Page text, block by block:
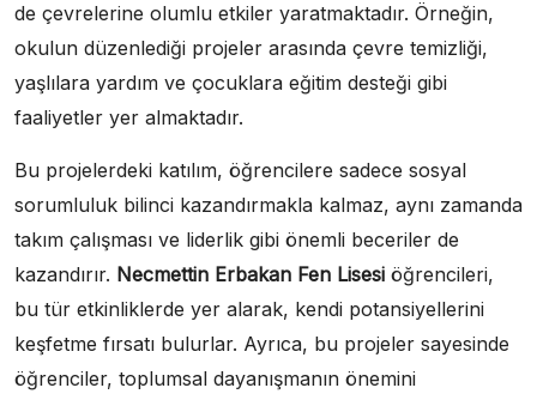
de çevrelerine olumlu etkiler yaratmaktadır. Örneğin,
okulun düzenlediği projeler arasında çevre temizliği,
yaşlılara yardım ve çocuklara eğitim desteği gibi
faaliyetler yer almaktadır.
Bu projelerdeki katılım, öğrencilere sadece sosyal
sorumluluk bilinci kazandırmakla kalmaz, aynı zamanda
takım çalışması ve liderlik gibi önemli beceriler de
kazandırır. Necmettin Erbakan Fen Lisesi öğrencileri,
bu tür etkinliklerde yer alarak, kendi potansiyellerini
keşfetme fırsatı bulurlar. Ayrıca, bu projeler sayesinde
öğrenciler, toplumsal dayanışmanın önemini